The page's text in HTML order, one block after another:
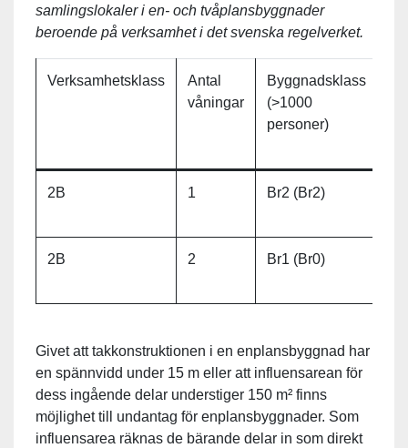
samlingslokaler i en- och tvåplansbyggnader
beroende på verksamhet i det svenska regelverket.
Verksamhetsklass
Antal
våningar
Byggnadsklass
(>1000
personer)
2B 1 Br2 (Br2)
2B 2 Br1 (Br0)
Givet att takkonstruktionen i en enplansbyggnad har
en spännvidd under 15 m eller att influensarean för
dess ingående delar understiger 150 m² finns
möjlighet till undantag för enplansbyggnader. Som
influensarea räknas de bärande delar in som direkt